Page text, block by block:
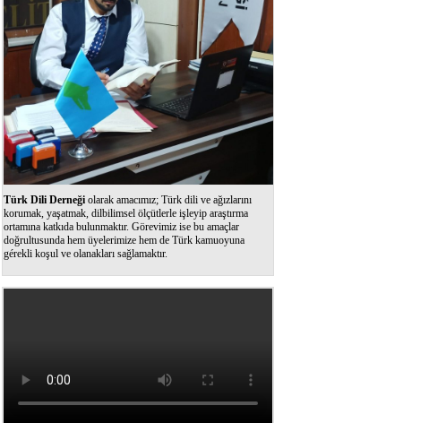
Türk Dili Derneği olarak amacımız; Türk dili ve ağızlarını
korumak, yaşatmak, dilbilimsel ölçütlerle işleyip araştırma
ortamına katkıda bulunmaktır. Görevimiz ise bu amaçlar
doğrultusunda hem üyelerimize hem de Türk kamuoyuna
gérekli koşul ve olanakları sağlamaktır.